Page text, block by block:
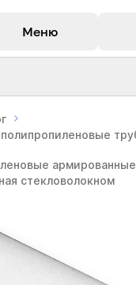
Меню
армированные
стекловолокном